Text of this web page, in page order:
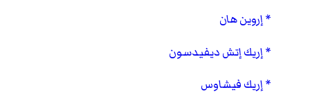
إروين هان
إريك إتش ديفيدسون
إريك فيشاوس